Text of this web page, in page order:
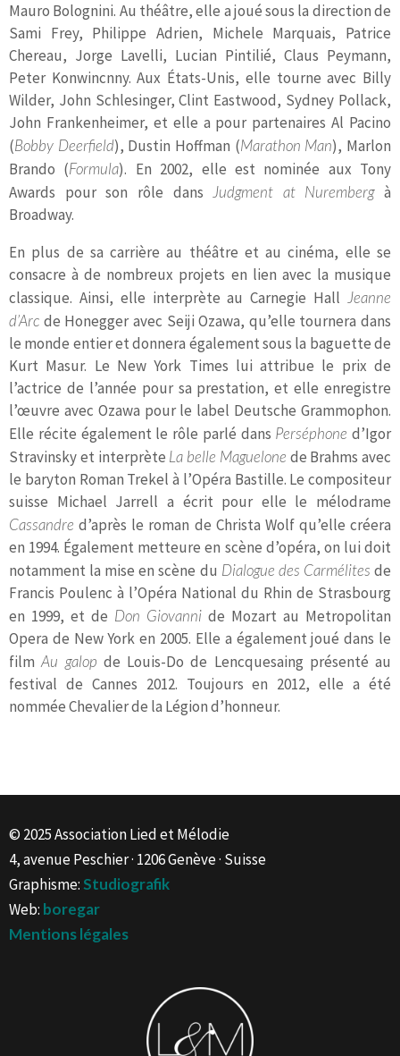
Mauro Bolognini. Au théâtre, elle a joué sous la direction de
Sami Frey, Philippe Adrien, Michele Marquais, Patrice
Chereau, Jorge Lavelli, Lucian Pintilié, Claus Peymann,
Peter Konwincnny. Aux États-Unis, elle tourne avec Billy
Wilder, John Schlesinger, Clint Eastwood, Sydney Pollack,
John Frankenheimer, et elle a pour partenaires Al Pacino
(Bobby Deerfield), Dustin Hoffman (Marathon Man), Marlon
Brando (Formula). En 2002, elle est nominée aux Tony
Awards pour son rôle dansJudgment at Nurembergà
Broadway.
En plus de sa carrière au théâtre et au cinéma, elle se
consacre à de nombreux projets en lien avec la musique
classique. Ainsi, elle interprète au Carnegie Hall Jeanne
d’Arc de Honegger avec Seiji Ozawa, qu’elle tournera dans
le monde entier et donnera également sous la baguette de
Kurt Masur. Le New York Times lui attribue le prix de
l’actrice de l’année pour sa prestation, et elle enregistre
l’œuvre avec Ozawa pour le label Deutsche Grammophon.
Elle récite également le rôle parlé dans Perséphone d’Igor
Stravinsky et interprète La belle Maguelone de Brahms avec
le baryton Roman Trekel à l’Opéra Bastille. Le compositeur
suisse Michael Jarrell a écrit pour elle le mélodrame
Cassandre d’après le roman de Christa Wolf qu’elle créera
en 1994. Également metteure en scène d’opéra, on lui doit
notamment la mise en scène du Dialogue des Carmélites de
Francis Poulenc à l’Opéra National du Rhin de Strasbourg
en 1999, et de Don Giovanni de Mozart au Metropolitan
Opera de New York en 2005. Elle a également joué dans le
filmAu galop de Louis-Do de Lencquesaing présenté au
festival de Cannes 2012. Toujours en 2012, elle a été
nommée Chevalier de la Légion d’honneur.
© 2025 Association Lied et Mélodie
4, avenue Peschier · 1206 Genève · Suisse
Graphisme:Studiografik
Web: boregar
Mentions légales